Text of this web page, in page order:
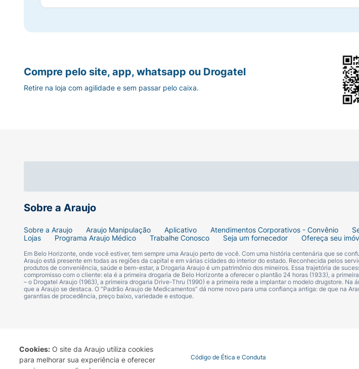
Cookies: O site da Araujo utiliza cookies
para melhorar sua experiência e oferecer
Sobre a Araujo
Sobre a Araujo Araujo Manipulação Aplicativo Atendimentos Corporativos - Convênio
Lojas
Programa Araujo Médico Trabalhe Conosco Seja um fornecedor Ofereça seu
Em Belo Horizonte, onde você estiver, tem sempre uma Araujo perto de você. Com uma história centenária que se
Araujo está presente em todas as regiões da capital e em várias cidades do interior do estado. Reconhecida pelos
produtos de conveniência, saúde e bem-estar, a Drogaria Araujo é um patrimônio dos mineiros. Essa trajetória de
compromisso com o cliente: ela é a primeira drogaria de Belo Horizonte a oferecer o plantão 24 horas (1933), a
– o Drogatel Araujo (1963), a primeira drogaria Drive-Thru (1990) e a primeira rede a implantar o modelo drugstore. Na
que a Araujo se destaca. O “Padrão Araujo de Medicamentos” dá nome novo para uma confiança antiga: de que na
garantias de procedência, preço baixo, variedade e estoque.
Compre pelo site, app, whatsapp ou Drogatel
Retire na loja com agilidade e sem passar pelo caixa.
Termo de Uso Portal da Privacidade Covid-19 Código de Ética e Conduta